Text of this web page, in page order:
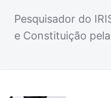
Pesquisador do
e Constituição